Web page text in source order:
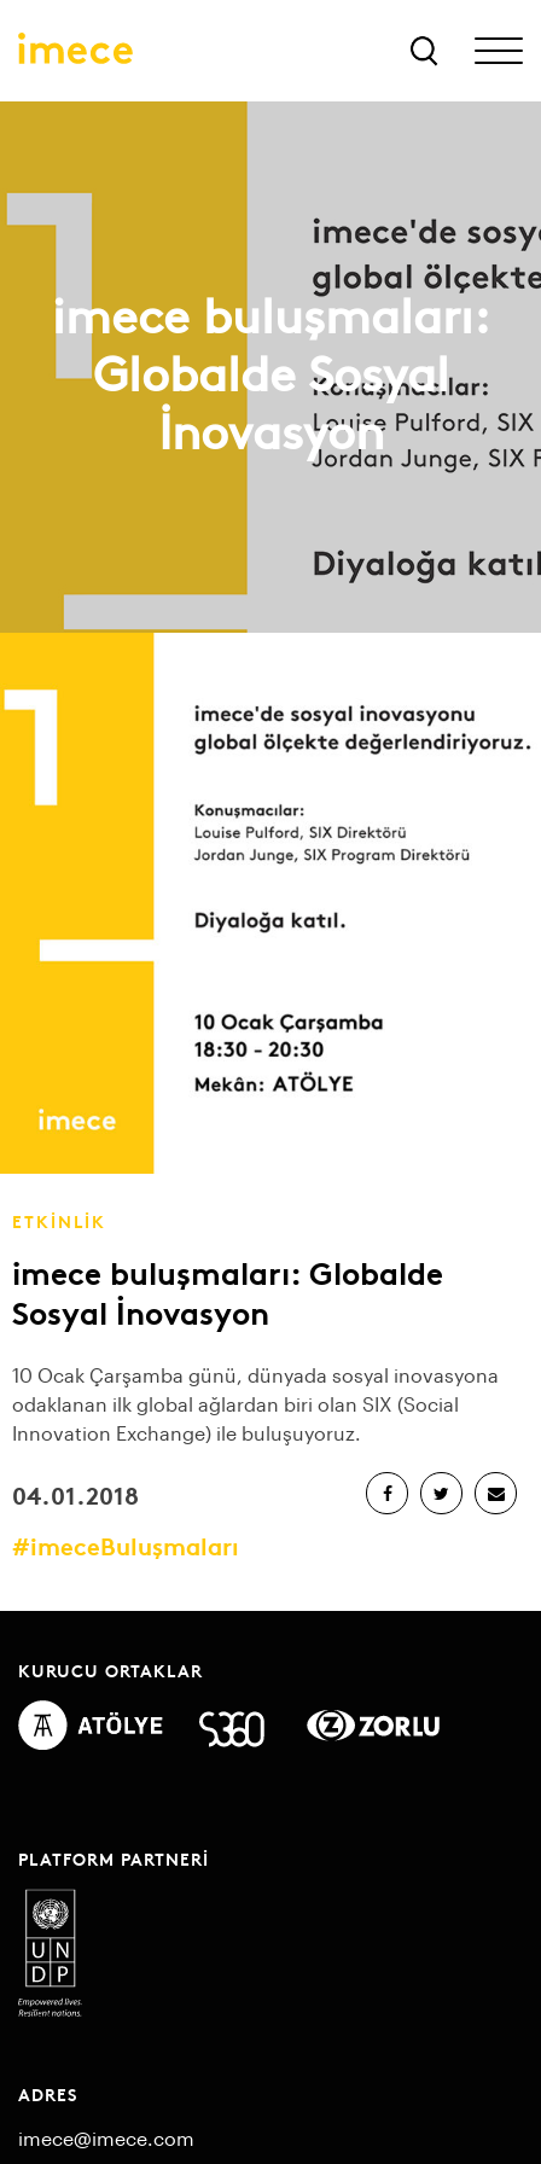
imece buluşmaları:
Globalde Sosyal
İnovasyon
ETKİNLİK
imece buluşmaları: Globalde
Sosyal İnovasyon
10 Ocak Çarşamba günü, dünyada sosyal inovasyona
odaklanan ilk global ağlardan biri olan SIX (Social
Innovation Exchange) ile buluşuyoruz.
04.01.2018
#imeceBuluşmaları
KURUCU ORTAKLAR
PLATFORM PARTNERI
ADRES
imece@imece.com